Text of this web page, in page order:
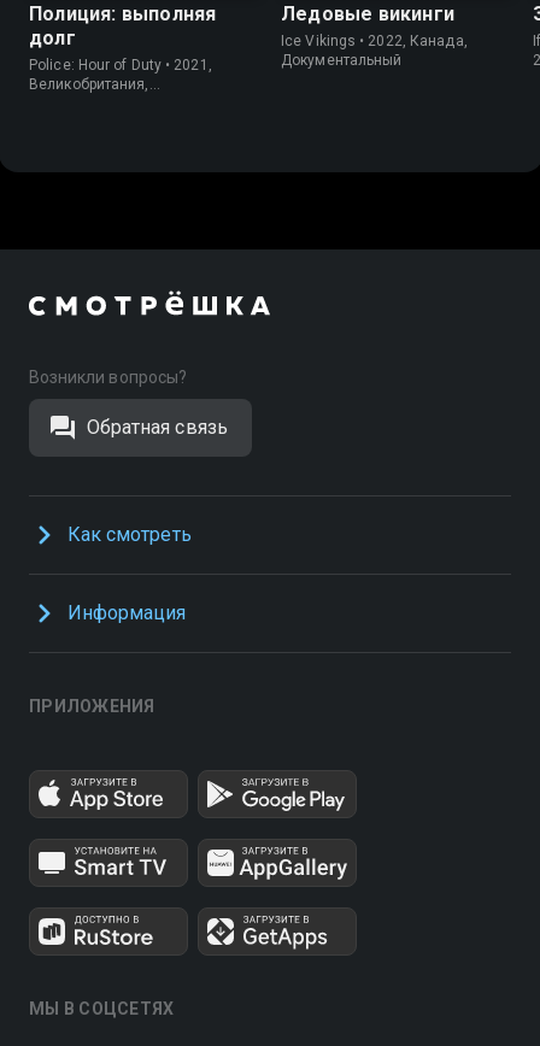
Полиция: выполняя
долг
Police: Hour of Duty • 2021,
Великобритания,
Ледовые викинги
Ice Vikings • 2022, Канада,
Документальный
Возникли вопросы?
Обратная связь
Как смотреть
Информация
ПРИЛОЖЕНИЯ
МЫ В СОЦСЕТЯХ